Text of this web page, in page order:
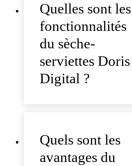
Quelles sont les
fonctionnalités
du sèche-
serviettes Doris
Digital ?
Quels sont les
avantages du